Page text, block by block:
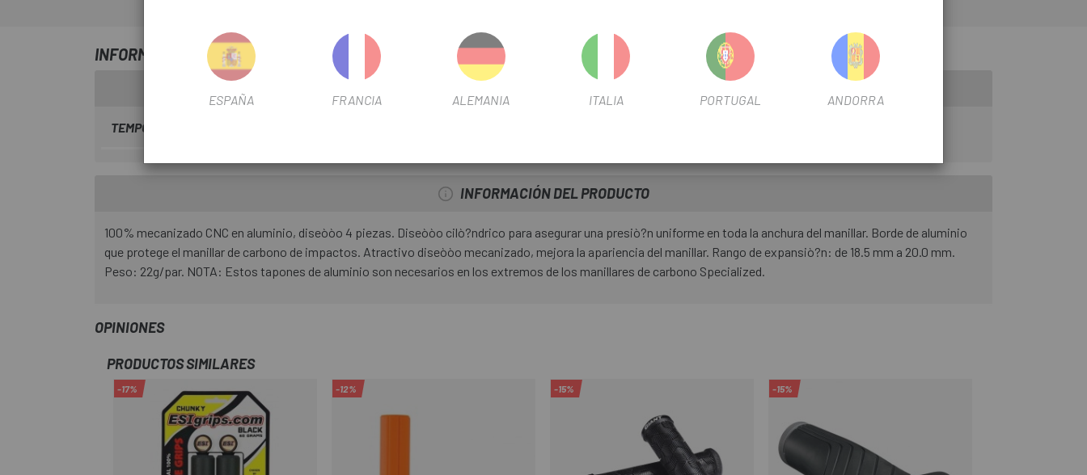
INFORMACIÓN SOBRE TOPES DE ALUMINIO MANILLAR CARBONO SPECIALIZED
TEMPORADA
INFORMACIÓN DEL PRODUCTO
100% mecanizado CNC en aluminio, diseòòo 4 piezas. Diseòòo cilò?ndrico para asegurar una presiò?n uniforme en toda la anchura del manillar. Borde de aluminio
que protege el manillar de carbono de impactos. Atractivo diseòòo mecanizado, mejora la apariencia del manillar. Rango de expansiò?n: de 18.5 mm a 20.0 mm.
Peso: 22g/par. NOTA: Estos tapones de aluminio son necesarios en los extremos de los manillares de carbono Specialized.
OPINIONES
PRODUCTOS SIMILARES
-17% -12% -15% -15%
ESPAÑA FRANCIA ALEMANIA ITALIA PORTUGAL ANDORRA